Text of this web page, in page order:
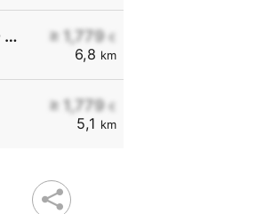
≥ 1,779 €
6,8 km
GENOL-Lagerhaustankstelle - Stöttera
≥ 1,779 €
5,1 km